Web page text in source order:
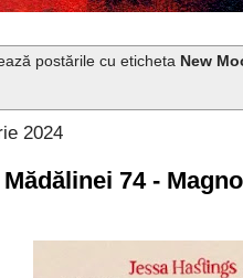
postările cu eticheta New
2024
74 -